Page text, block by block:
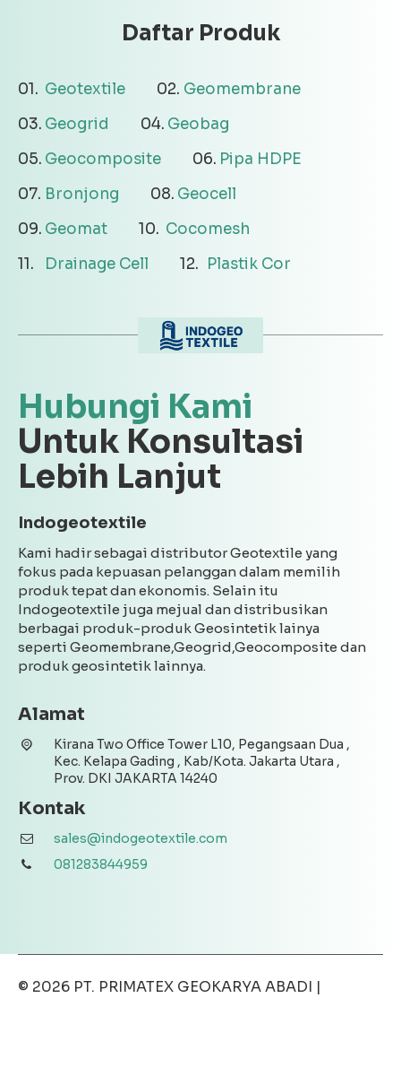
Daftar Produk
Geotextile
Geomembrane
Geogrid
Geobag
Geocomposite
Pipa HDPE
Bronjong
Geocell
Geomat
Cocomesh
Drainage Cell
Plastik Cor
Hubungi Kami
Untuk Konsultasi
Lebih Lanjut
Indogeotextile
Kami hadir sebagai distributor Geotextile yang
fokus pada kepuasan pelanggan dalam memilih
produk tepat dan ekonomis. Selain itu
Indogeotextile juga mejual dan distribusikan
berbagai produk-produk Geosintetik lainya
seperti Geomembrane,Geogrid,Geocomposite dan
produk geosintetik lainnya.
Alamat
Kirana Two Office Tower L10, Pegangsaan Dua ,
Kec. Kelapa Gading , Kab/Kota. Jakarta Utara ,
Prov. DKI JAKARTA 14240
Kontak
sales@indogeotextile.com
081283844959
© 2026 PT. PRIMATEX GEOKARYA ABADI |